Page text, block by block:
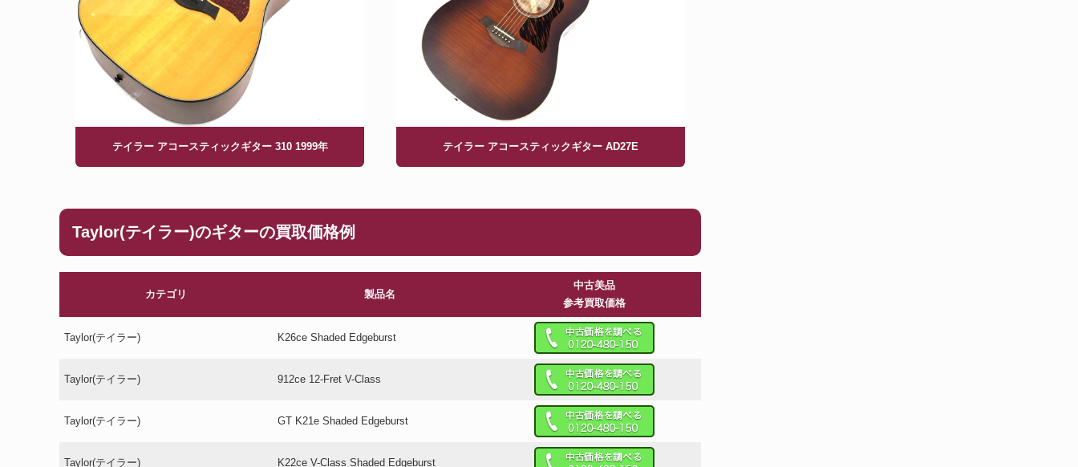
テイラー アコースティックギター 310 1999年 テイラー アコースティックギター AD27E
Taylor(テイラー)のギターの買取価格例
カテゴリ 製品名
中古美品
参考買取価格
Taylor(テイラー) K26ce Shaded Edgeburst
Taylor(テイラー) 912ce 12-Fret V-Class
Taylor(テイラー) GT K21e Shaded Edgeburst
Taylor(テイラー) K22ce V-Class Shaded Edgeburst